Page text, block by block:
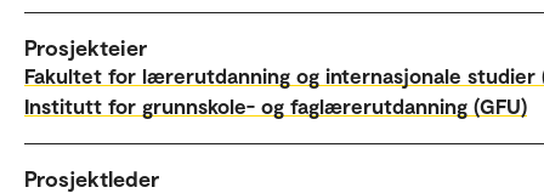
Prosjekteier
Fakultet for lærerutdanning og internasjonale studier
Institutt for grunnskole- og faglærerutdanning (GFU)
Prosjektleder